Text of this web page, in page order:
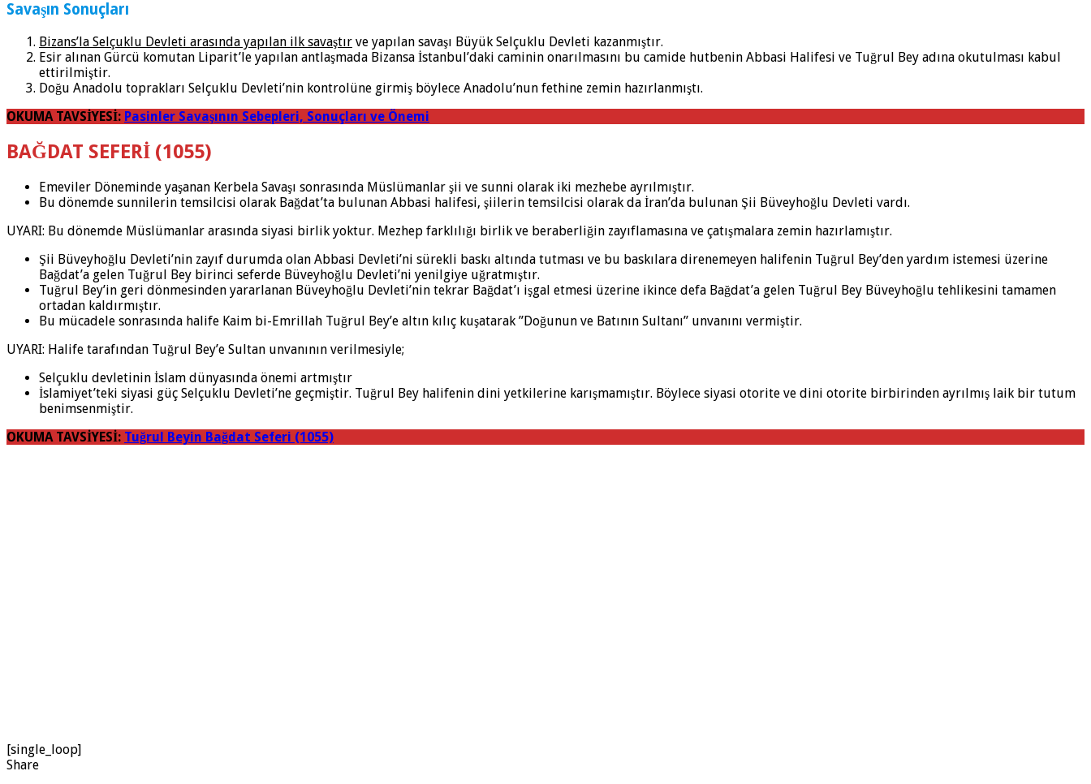
Savaşın Sonuçları
Bizans’la Selçuklu Devleti arasında yapılan ilk savaştır ve yapılan savaşı Büyük Selçuklu Devleti kazanmıştır.
Esir alınan Gürcü komutan Liparit’le yapılan antlaşmada Bizansa İstanbul’daki caminin onarılmasını bu camide hutbenin Abbasi Halifesi ve Tuğrul Bey adına okutulması kabul
ettirilmiştir.
Doğu Anadolu toprakları Selçuklu Devleti’nin kontrolüne girmiş böylece Anadolu’nun fethine zemin hazırlanmıştı.
OKUMA TAVSİYESİ: Pasinler Savaşının Sebepleri, Sonuçları ve Önemi
BAĞDAT SEFERİ (1055)
Emeviler Döneminde yaşanan Kerbela Savaşı sonrasında Müslümanlar şii ve sunni olarak iki mezhebe ayrılmıştır.
Bu dönemde sunnilerin temsilcisi olarak Bağdat’ta bulunan Abbasi halifesi, şiilerin temsilcisi olarak da İran’da bulunan Şii Büveyhoğlu Devleti vardı.
UYARI: Bu dönemde Müslümanlar arasında siyasi birlik yoktur. Mezhep farklılığı birlik ve beraberliğin zayıflamasına ve çatışmalara zemin hazırlamıştır.
Şii Büveyhoğlu Devleti’nin zayıf durumda olan Abbasi Devleti’ni sürekli baskı altında tutması ve bu baskılara direnemeyen halifenin Tuğrul Bey’den yardım istemesi üzerine
Bağdat’a gelen Tuğrul Bey birinci seferde Büveyhoğlu Devleti’ni yenilgiye uğratmıştır.
Tuğrul Bey’in geri dönmesinden yararlanan Büveyhoğlu Devleti’nin tekrar Bağdat’ı işgal etmesi üzerine ikince defa Bağdat’a gelen Tuğrul Bey Büveyhoğlu tehlikesini tamamen
ortadan kaldırmıştır.
Bu mücadele sonrasında halife Kaim bi-Emrillah Tuğrul Bey’e altın kılıç kuşatarak ”Doğunun ve Batının Sultanı” unvanını vermiştir.
UYARI: Halife tarafından Tuğrul Bey’e Sultan unvanının verilmesiyle;
Selçuklu devletinin İslam dünyasında önemi artmıştır
İslamiyet’teki siyasi güç Selçuklu Devleti’ne geçmiştir. Tuğrul Bey halifenin dini yetkilerine karışmamıştır. Böylece siyasi otorite ve dini otorite birbirinden ayrılmış laik bir tutum
benimsenmiştir.
OKUMA TAVSİYESİ: Tuğrul Beyin Bağdat Seferi (1055)
[single_loop]
Share